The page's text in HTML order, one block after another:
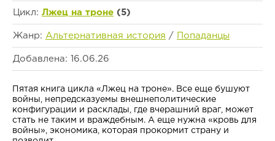
Цикл: Лжец на троне (5)
Жанр: Альтернативная история / Попаданцы
Добавлена: 16.06.26
Пятая книга цикла «Лжец на троне». Все еще бушуют
войны, непредсказуемы внешнеполитические
конфигурации и расклады, где вчерашний враг, может
стать не таким и враждебным. А еще нужна «кровь для
войны», экономика, которая прокормит страну и